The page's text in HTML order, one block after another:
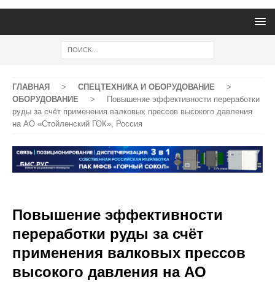
ГЛАВНАЯ > СПЕЦТЕХНИКА И ОБОРУДОВАНИЕ
>
ОБОРУДОВАНИЕ
>
Повышение эффективности переработки
руды за счёт применения валковых прессов высокого давления
на АО «Стойленский ГОК», Россия
Повышение эффективности
переработки руды за счёт
применения валковых прессов
высокого давления на АО